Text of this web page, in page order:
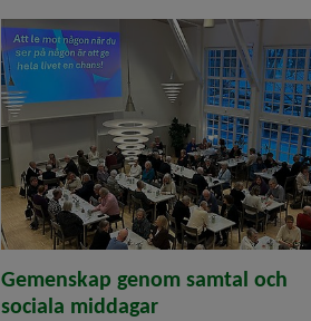
Gemenskap genom samtal och
sociala middagar